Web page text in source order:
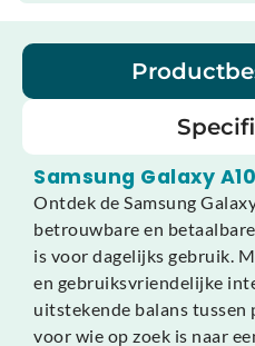
Samsung Galaxy
Ontdek de Samsung
betrouwbare en
is voor dagelijks gebruik.
en gebruiksvriendelijke
uitstekende balans tussen
voor wie op zoek is naar